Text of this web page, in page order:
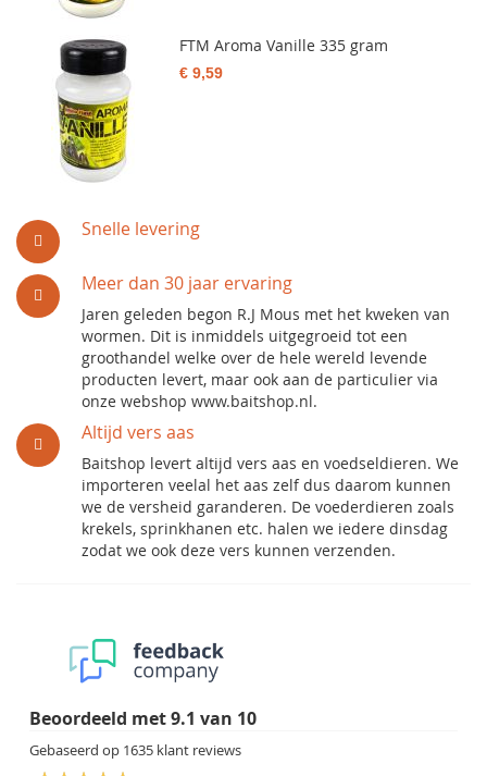
Snelle levering
Meer dan 30 jaar ervaring
Jaren geleden begon R.J Mous met het kweken van
wormen. Dit is inmiddels uitgegroeid tot een
groothandel welke over de hele wereld levende
producten levert, maar ook aan de particulier via
onze webshop www.baitshop.nl.
Altijd vers aas
Baitshop levert altijd vers aas en voedseldieren. We
importeren veelal het aas zelf dus daarom kunnen
we de versheid garanderen. De voederdieren zoals
krekels, sprinkhanen etc. halen we iedere dinsdag
zodat we ook deze vers kunnen verzenden.
Beoordeeld met9.1 van 10
Gebaseerd op 1635 klant reviews
FTM Aroma Vanille 335 gram
€ 9,59